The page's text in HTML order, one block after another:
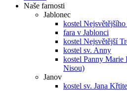
Naše farnosti
Jablonec
kostel Nejsvětějšího
fara v Jablonci
kostel Nejsvětější
kostel sv. Anny
kostel Panny Marie
Nisou)
Janov
kostel sv. Jana